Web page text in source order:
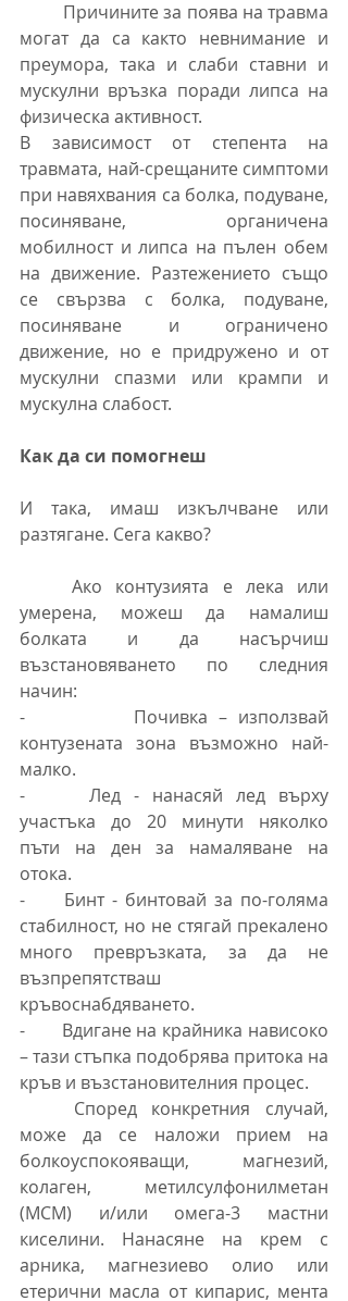
могат да са както невнимание и
преумора, така и слаби ставни и
мускулни връзка поради липса на
физическа активност.
В зависимост от степента на
травмата, най-срещаните симптоми
при навяхвания са болка, подуване,
посиняване, органичена
мобилност и липса на пълен обем
на движение. Разтежението също
се свързва с болка, подуване,
посиняване и ограничено
движение, но е придружено и от
мускулни спазми или крампи и
мускулна слабост.
Как да си помогнеш
И така, имаш изкълчване или
разтягане. Сега какво?
	Ако контузията е лека или
умерена, можеш да намалиш
болката и да насърчиш
възстановяването по следния
начин:
-          Почивка – използвай
контузената зона възможно най-
малко.
-     Лед - нанасяй лед върху
участъка до 20 минути няколко
пъти на ден за намаляване на
отока.
-     Бинт - бинтовай за по-голяма
стабилност, но не стягай прекалено
много превръзката, за да не
възпрепятстваш
кръвоснабдяването.
-       Вдигане на крайника нависоко
– тази стъпка подобрява притока на
кръв и възстановителния процес.
може да се наложи прием на
болкоуспокояващи, магнезий,
колаген, метилсулфонилметан
(МСМ) и/или омега-3 мастни
киселини. Нанасяне на крем с
арника, магнезиево олио или
етерични масла от кипарис, мента